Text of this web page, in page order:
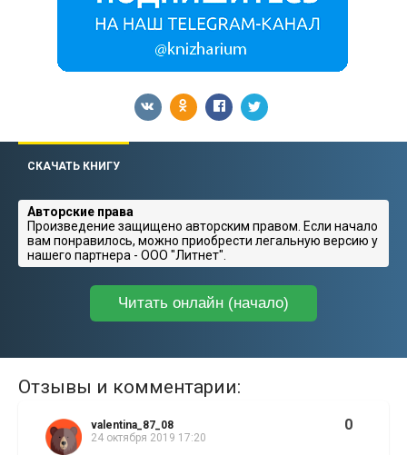
СКАЧАТЬ КНИГУ
Авторские права
Произведение защищено авторским правом. Если начало
вам понравилось, можно приобрести легальную версию у
нашего партнера - ООО "Литнет".
Читать онлайн (начало)
Отзывы и комментарии:
valentina_87_08
24 октября 2019 17:20
0